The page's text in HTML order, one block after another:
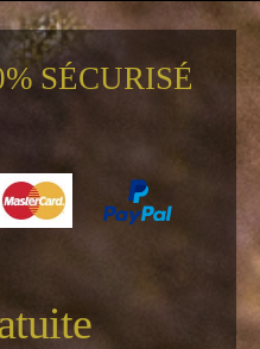
SÉCURISÉ